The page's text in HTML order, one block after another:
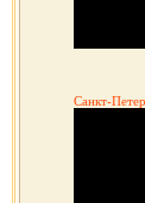
Санкт-